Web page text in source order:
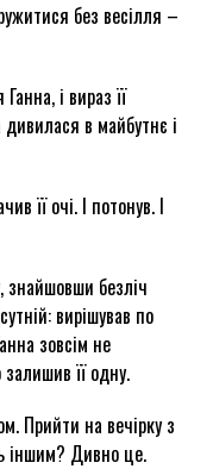
без весілля –
і вираз її
в майбутнє і
її очі. І потонув. І
знайшовши безліч
вирішував по
зовсім не
її одну.
Прийти на вечірку з
іншим? Дивно це.